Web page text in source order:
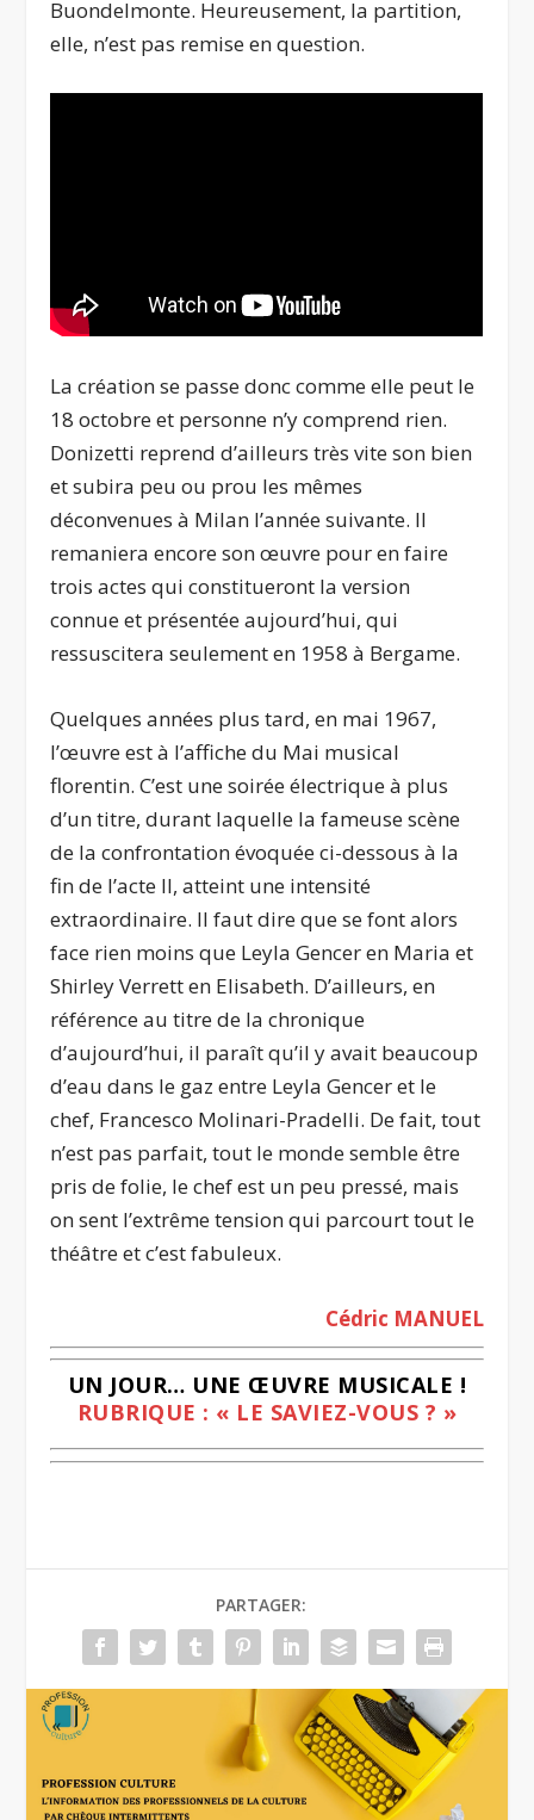
Buondelmonte. Heureusement, la partition,
elle, n’est pas remise en question.
La création se passe donc comme elle peut le
18 octobre et personne n’y comprend rien.
Donizetti reprend d’ailleurs très vite son bien
et subira peu ou prou les mêmes
déconvenues à Milan l’année suivante. Il
remaniera encore son œuvre pour en faire
trois actes qui constitueront la version
connue et présentée aujourd’hui, qui
ressuscitera seulement en 1958 à Bergame.
Quelques années plus tard, en mai 1967,
l’œuvre est à l’affiche du Mai musical
florentin. C’est une soirée électrique à plus
d’un titre, durant laquelle la fameuse scène
de la confrontation évoquée ci-dessous à la
fin de l’acte II, atteint une intensité
extraordinaire. Il faut dire que se font alors
face rien moins que Leyla Gencer en Maria et
Shirley Verrett en Elisabeth. D’ailleurs, en
référence au titre de la chronique
d’aujourd’hui, il paraît qu’il y avait beaucoup
d’eau dans le gaz entre Leyla Gencer et le
chef, Francesco Molinari-Pradelli. De fait, tout
n’est pas parfait, tout le monde semble être
pris de folie, le chef est un peu pressé, mais
on sent l’extrême tension qui parcourt tout le
théâtre et c’est fabuleux.
Cédric MANUEL
UN JOUR… UNE ŒUVRE MUSICALE !
RUBRIQUE : « LE SAVIEZ-VOUS ? »
PARTAGER: